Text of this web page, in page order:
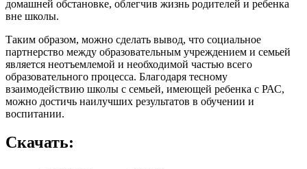
домашней обстановке, облегчив жизнь родителей и ребенка
вне школы.
Таким образом, можно сделать вывод, что социальное
партнерство между образовательным учреждением и семьей
является неотъемлемой и необходимой частью всего
образовательного процесса. Благодаря тесному
взаимодействию школы с семьей, имеющей ребенка с РАС,
можно достичь наилучших результатов в обучении и
воспитании.
Скачать: